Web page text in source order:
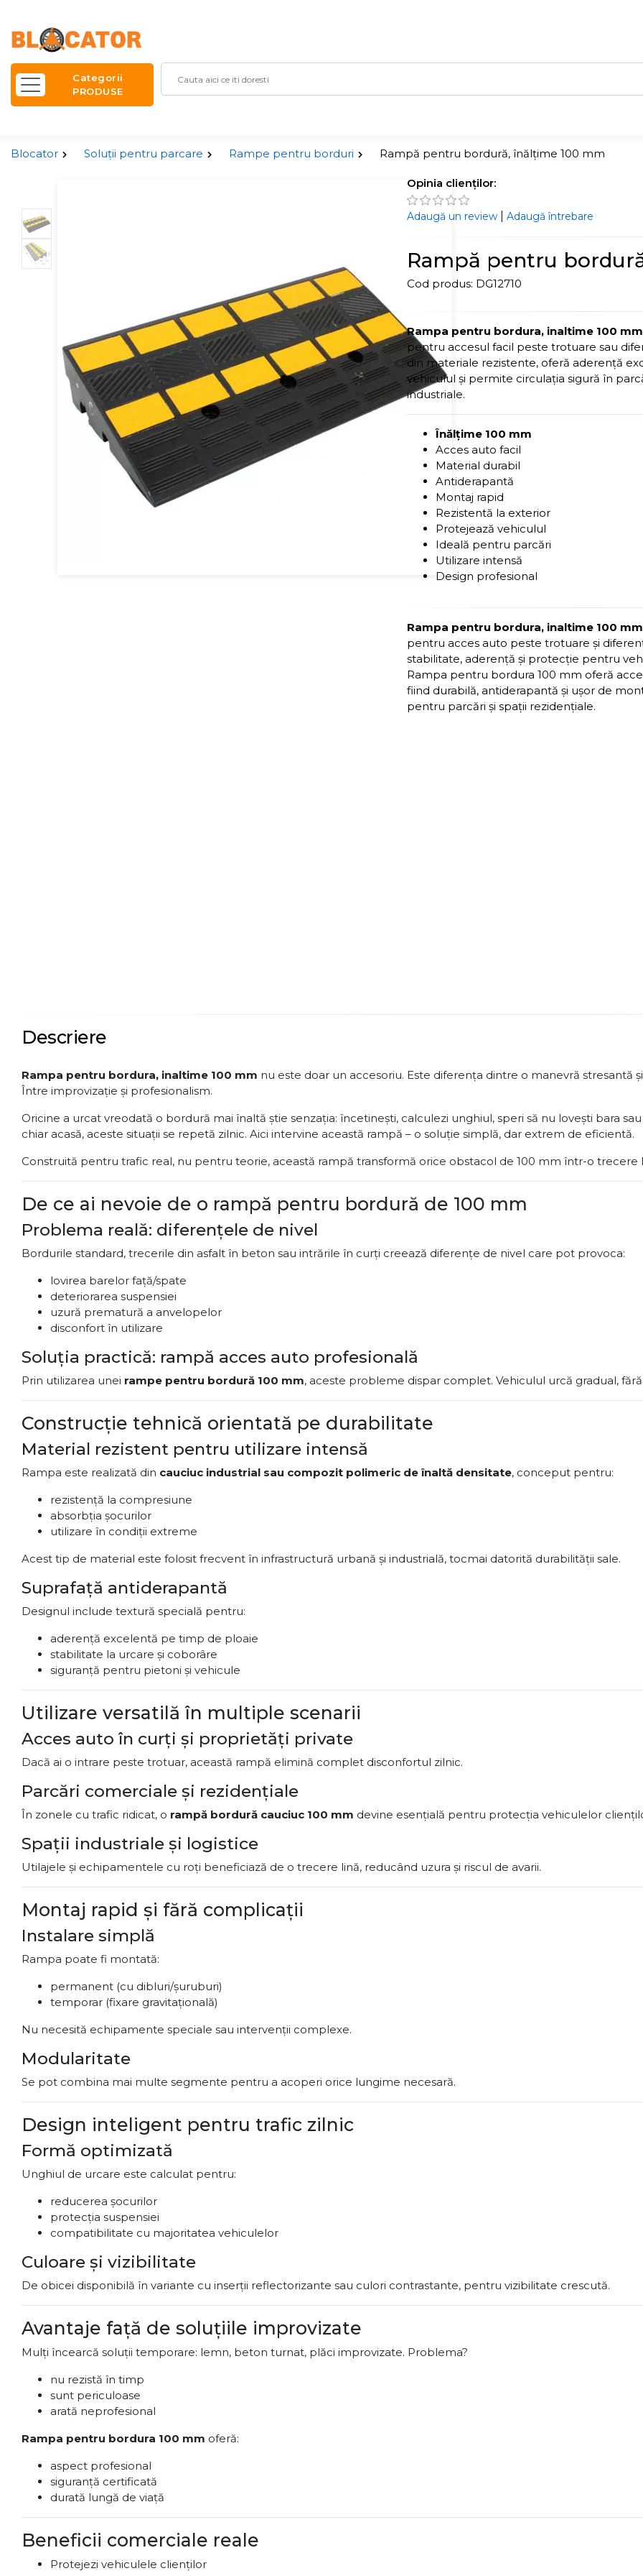
Categorii
PRODUSE
Blocator Soluții pentru parcare Rampe pentru borduri Rampă pentru bordură, înălțime 100 mm
Opinia clienților:
Adaugă un review |Adaugă întrebare
Rampă pentru
Cod produs: DG12710
Rampa pentru bordura, inaltime 100
pentru accesul facil peste trotuare sau
din materiale rezistente, oferă aderență
vehiculul și permite circulația sigură în
industriale.
Înălțime 100 mm
Acces auto facil
Material durabil
Antiderapantă
Montaj rapid
Rezistentă la exterior
Protejează vehiculul
Ideală pentru parcări
Utilizare intensă
Design profesional
Rampa pentru bordura, inaltime 100 mm
pentru acces auto peste trotuare și
stabilitate, aderență și protecție pentru
Rampa pentru bordura 100 mm oferă
fiind durabilă, antiderapantă și ușor de
pentru parcări și spații rezidențiale.
Descriere
Rampa pentru bordura, inaltime 100 mm nu este doar un accesoriu. Este diferența dintre o manevră stresantă
Între improvizație și profesionalism.
Oricine a urcat vreodată o bordură mai înaltă știe senzația: încetinești, calculezi unghiul, speri să nu lovești bara
chiar acasă, aceste situații se repetă zilnic. Aici intervine această rampă – o soluție simplă, dar extrem de eficientă.
Construită pentru trafic real, nu pentru teorie, această rampă transformă orice obstacol de 100 mm într-o trecere
De ce ai nevoie de o rampă pentru bordură de 100 mm
Problema reală: diferențele de nivel
Bordurile standard, trecerile din asfalt în beton sau intrările în curți creează diferențe de nivel care pot provoca:
lovirea barelor față/spate
deteriorarea suspensiei
uzură prematură a anvelopelor
disconfort în utilizare
Soluția practică: rampă acces auto profesională
Prin utilizarea unei rampe pentru bordură 100 mm, aceste probleme dispar complet. Vehiculul urcă gradual,
Construcție tehnică orientată pe durabilitate
Material rezistent pentru utilizare intensă
Rampa este realizată din cauciuc industrial sau compozit polimeric de înaltă densitate, conceput pentru:
rezistență la compresiune
absorbția șocurilor
utilizare în condiții extreme
Acest tip de material este folosit frecvent în infrastructură urbană și industrială, tocmai datorită durabilității sale.
Suprafață antiderapantă
Designul include textură specială pentru:
aderență excelentă pe timp de ploaie
stabilitate la urcare și coborâre
siguranță pentru pietoni și vehicule
Utilizare versatilă în multiple scenarii
Acces auto în curți și proprietăți private
Dacă ai o intrare peste trotuar, această rampă elimină complet disconfortul zilnic.
Parcări comerciale și rezidențiale
În zonele cu trafic ridicat, o rampă bordură cauciuc 100 mm devine esențială pentru protecția vehiculelor
Spații industriale și logistice
Utilajele și echipamentele cu roți beneficiază de o trecere lină, reducând uzura și riscul de avarii.
Montaj rapid și fără complicații
Instalare simplă
Rampa poate fi montată:
permanent (cu dibluri/șuruburi)
temporar (fixare gravitațională)
Nu necesită echipamente speciale sau intervenții complexe.
Modularitate
Se pot combina mai multe segmente pentru a acoperi orice lungime necesară.
Design inteligent pentru trafic zilnic
Formă optimizată
Unghiul de urcare este calculat pentru:
reducerea șocurilor
protecția suspensiei
compatibilitate cu majoritatea vehiculelor
Culoare și vizibilitate
De obicei disponibilă în variante cu inserții reflectorizante sau culori contrastante, pentru vizibilitate crescută.
Avantaje față de soluțiile improvizate
Mulți încearcă soluții temporare: lemn, beton turnat, plăci improvizate. Problema?
nu rezistă în timp
sunt periculoase
arată neprofesional
Rampa pentru bordura 100 mm oferă:
aspect profesional
siguranță certificată
durată lungă de viață
Beneficii comerciale reale
Protejezi vehiculele clienților